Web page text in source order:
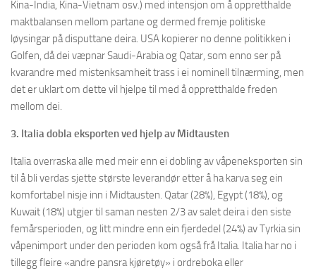
Kina-India, Kina-Vietnam osv.) med intensjon om å oppretthalde
maktbalansen mellom partane og dermed fremje politiske
løysingar på disputtane deira. USA kopierer no denne politikken i
Golfen, då dei væpnar Saudi-Arabia og Qatar, som enno ser på
kvarandre med mistenksamheit trass i ei nominell tilnærming, men
det er uklart om dette vil hjelpe til med å oppretthalde freden
mellom dei.
3. Italia dobla eksporten ved hjelp av Midtausten
Italia overraska alle med meir enn ei dobling av våpeneksporten sin
til å bli verdas sjette største leverandør etter å ha karva seg ein
komfortabel nisje inn i Midtausten. Qatar (28%), Egypt (18%), og
Kuwait (18%) utgjer til saman nesten 2/3 av salet deira i den siste
femårsperioden, og litt mindre enn ein fjerdedel (24%) av Tyrkia sin
våpenimport under den perioden kom også frå Italia. Italia har no i
tillegg fleire «andre pansra kjøretøy» i ordreboka eller